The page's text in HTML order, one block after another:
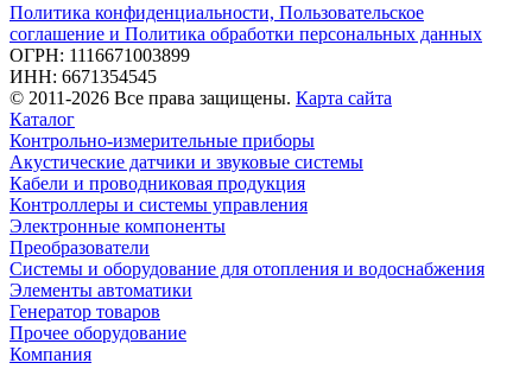
Политика конфиденциальности, Пользовательское
соглашение и Политика обработки персональных данных
ОГРН: 1116671003899
ИНН: 6671354545
© 2011-2026 Все права защищены. Карта сайта
Каталог
Контрольно-измерительные приборы
Акустические датчики и звуковые системы
Кабели и проводниковая продукция
Контроллеры и системы управления
Электронные компоненты
Преобразователи
Системы и оборудование для отопления и водоснабжения
Элементы автоматики
Генератор товаров
Прочее оборудование
Компания